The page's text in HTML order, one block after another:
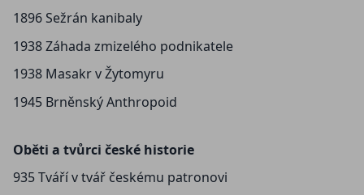
1896 Sežrán kanibaly
1938 Záhada zmizelého podnikatele
1938 Masakr v Žytomyru
1945 Brněnský Anthropoid
Oběti a tvůrci české historie
935 Tváří v tvář českému patronovi